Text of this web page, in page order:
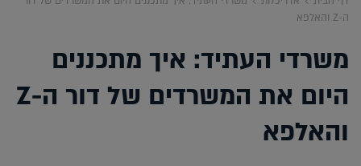
ה-Z והאלפא
משרדי העתיד: איך מתכננים
היום את המשרדים של דור ה-Z
והאלפא